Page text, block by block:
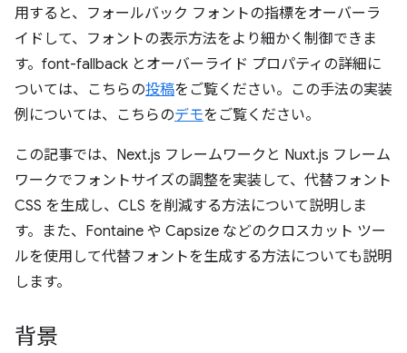
用すると、フォールバック フォントの指標をオーバーラ
イドして、フォントの表示方法をより細かく制御できま
す。font-fallback とオーバーライド プロパティの詳細に
ついては、こちらの投稿をご覧ください。この手法の実装
例については、こちらのデモをご覧ください。
この記事では、Next.js フレームワークと Nuxt.js フレーム
ワークでフォントサイズの調整を実装して、代替フォント
CSS を生成し、CLS を削減する方法について説明しま
す。また、Fontaine や Capsize などのクロスカット ツー
ルを使用して代替フォントを生成する方法についても説明
します。
背景